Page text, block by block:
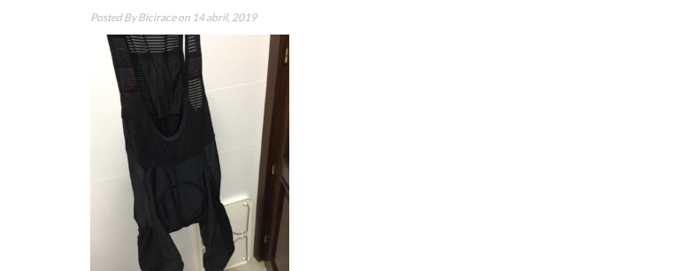
Posted ByBiciraceon 14 abril, 2019